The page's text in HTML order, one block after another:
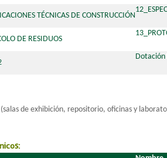
Dotación
de exhibición, repositorio, oficinas y